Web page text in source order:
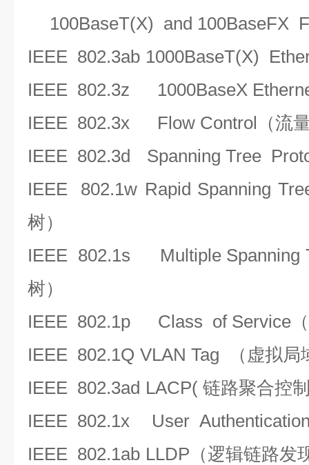
100BaseT(X) and 100BaseFX
IEEE 802.3ab 1000BaseT(X)
IEEE 802.3z
1000BaseX
IEEE 802.3x
Flow Control（流
IEEE 802.3d
Spanning Tree
IEEE 802.1w Rapid Spanning
树）
IEEE 802.1s
Multiple
树）
IEEE 802.1p
Class of Service
IEEE 802.1Q VLAN Tag （虚拟局
IEEE 802.3ad LACP( 链路聚合控
IEEE 802.1x
User
IEEE 802.1ab LLDP（逻辑链路发